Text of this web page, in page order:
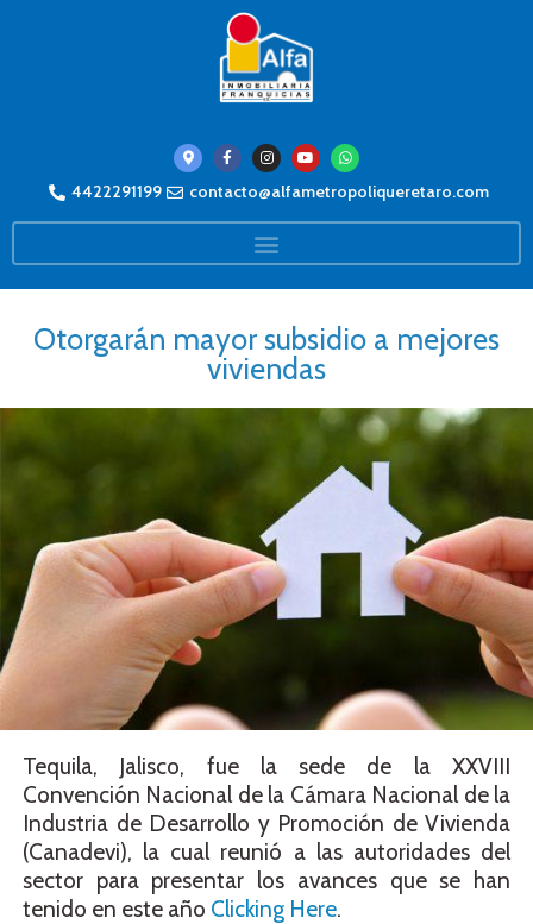
4422291199 contacto@alfametropoliqueretaro.com
Otorgarán mayor subsidio a mejores
viviendas
Tequila, Jalisco, fue la sede de la XXVIII
Convención Nacional de la Cámara Nacional de la
Industria de Desarrollo y Promoción de Vivienda
(Canadevi), la cual reunió a las autoridades del
sector para presentar los avances que se han
tenido en este año Clicking Here.